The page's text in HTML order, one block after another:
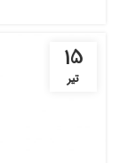
15
تیر